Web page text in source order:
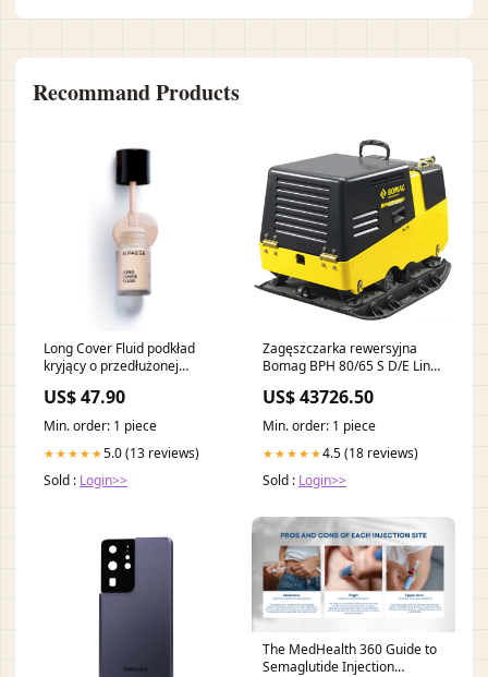
Recommand Products
Long Cover Fluid podkład
kryjący o przedłużonej
US$ 47.90
Min. order: 1 piece
★★★★★5.0 (13 reviews)
Sold : Login>>
Zagęszczarka rewersyjna
Bomag BPH 80/65 S D/E Link
US$ 43726.50
Min. order: 1 piece
★★★★★4.5 (18 reviews)
Sold : Login>>
The MedHealth 360 Guide to
Semaglutide Injection